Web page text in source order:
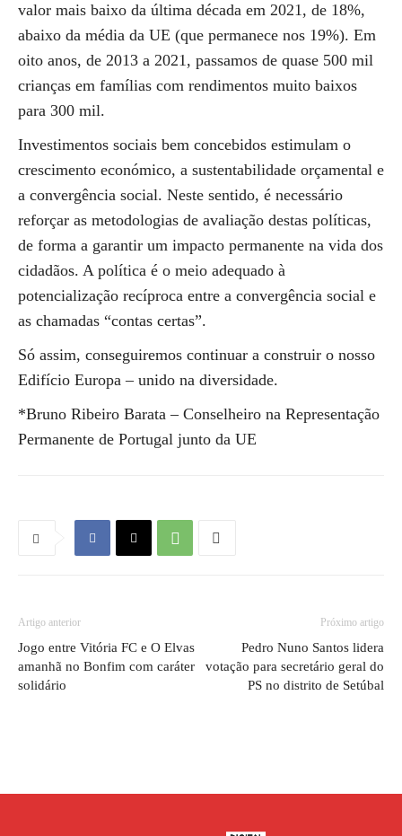
valor mais baixo da última década em 2021, de 18%,
abaixo da média da UE (que permanece nos 19%). Em
oito anos, de 2013 a 2021, passamos de quase 500 mil
crianças em famílias com rendimentos muito baixos
para 300 mil.
Investimentos sociais bem concebidos estimulam o
crescimento económico, a sustentabilidade orçamental e
a convergência social. Neste sentido, é necessário
reforçar as metodologias de avaliação destas políticas,
de forma a garantir um impacto permanente na vida dos
cidadãos. A política é o meio adequado à
potencialização recíproca entre a convergência social e
as chamadas “contas certas”.
Só assim, conseguiremos continuar a construir o nosso
Edifício Europa – unido na diversidade.
*Bruno Ribeiro Barata – Conselheiro na Representação
Permanente de Portugal junto da UE
Artigo anterior
Jogo entre Vitória FC e O Elvas
amanhã no Bonfim com caráter
solidário
Próximo artigo
Pedro Nuno Santos lidera
votação para secretário geral do
PS no distrito de Setúbal